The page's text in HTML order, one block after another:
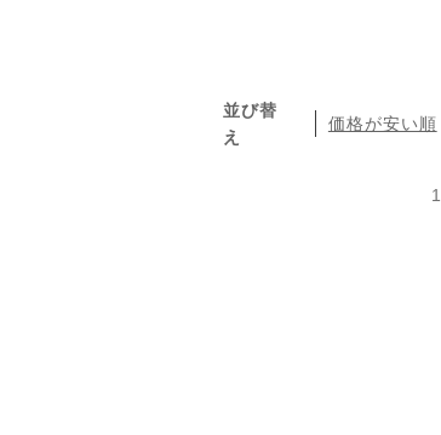
並び替
え
価格が安い順
1